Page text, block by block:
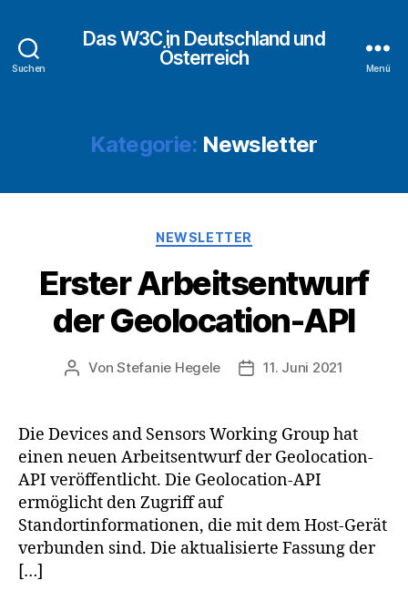
Suchen
Das W3C in Deutschland und
Österreich
Menü
Kategorie: Newsletter
Kategorien
NEWSLETTER
Erster Arbeitsentwurf
der Geolocation-API
Beitragsautor
VonStefanie Hegele Veröffentlichungsdatum
11. Juni 2021
Die Devices and Sensors Working Group hat
einen neuen Arbeitsentwurf der Geolocation-
API veröffentlicht. Die Geolocation-API
ermöglicht den Zugriff auf
Standortinformationen, die mit dem Host-Gerät
verbunden sind. Die aktualisierte Fassung der
[…]